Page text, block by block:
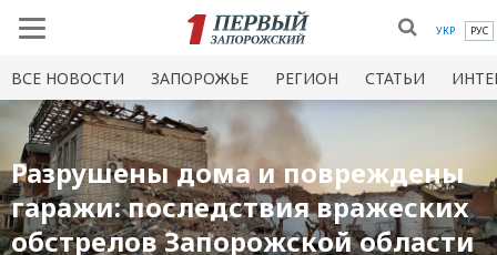
УКР РУС
ВСЕ НОВОСТИ ЗАПОРОЖЬЕ РЕГИОН СТАТЬИ
Разрушены дома и повреждены
гаражи: последствия вражеских
обстрелов Запорожской области